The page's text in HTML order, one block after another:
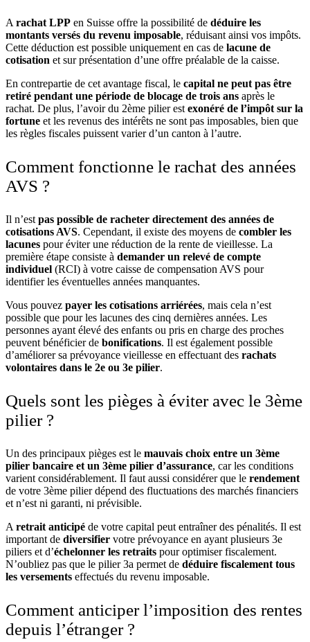
Arachat LPP en Suisse offre la possibilité de déduire les
montants versés du revenu imposable, réduisant ainsi vos impôts.
Cette déduction est possible uniquement en cas de lacune de
cotisation et sur présentation d’une offre préalable de la caisse.
En contrepartie de cet avantage fiscal, le capital ne peut pas être
retiré pendant une période de blocage de trois ans après le
rachat. De plus, l’avoir du 2ème pilier estexonéré de l’impôt sur la
fortune et les revenus des intérêts ne sont pas imposables, bien que
les règles fiscales puissent varier d’un canton à l’autre.
Comment fonctionne le rachat des années
AVS ?
Il n’estpas possible de racheter directement des années de
cotisations AVS. Cependant, il existe des moyens de combler les
lacunes pour éviter une réduction de la rente de vieillesse. La
première étape consiste à demander un relevé de compte
individuel (RCI) à votre caisse de compensation AVS pour
identifier les éventuelles années manquantes.
Vous pouvez payer les cotisations arriérées, mais cela n’est
possible que pour les lacunes des cinq dernières années. Les
personnes ayant élevé des enfants ou pris en charge des proches
peuvent bénéficier de bonifications. Il est également possible
d’améliorer sa prévoyance vieillesse en effectuant des rachats
volontaires dans le 2e ou 3e pilier.
Quels sont les pièges à éviter avec le 3ème
pilier ?
Un des principaux pièges est le mauvais choix entre un 3ème
pilier bancaire et un 3ème pilier d’assurance, car les conditions
varient considérablement. Il faut aussi considérer que le rendement
de votre 3ème pilier dépend des fluctuations des marchés financiers
et n’est ni garanti, ni prévisible.
Aretrait anticipé de votre capital peut entraîner des pénalités. Il est
important de diversifier votre prévoyance en ayant plusieurs 3e
piliers et d’échelonner les retraits pour optimiser fiscalement.
N’oubliez pas que le pilier 3a permet de déduire fiscalement tous
les versements effectués du revenu imposable.
Comment anticiper l’imposition des rentes
depuis l’étranger ?